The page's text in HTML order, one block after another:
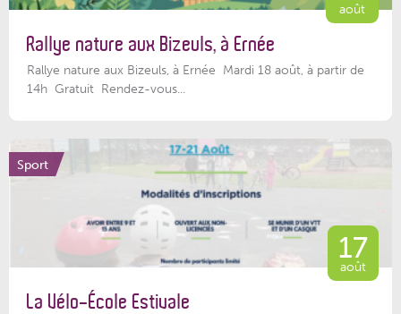
août
Rallye nature aux Bizeuls, à Ernée
Rallye nature aux Bizeuls, à Ernée Mardi 18 août, à partir de
14h Gratuit Rendez-vous...
Sport
17
août
La Vélo-École Estivale